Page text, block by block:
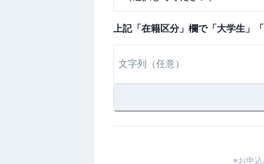
上記「在籍区分」欄で「大学生」
※お申